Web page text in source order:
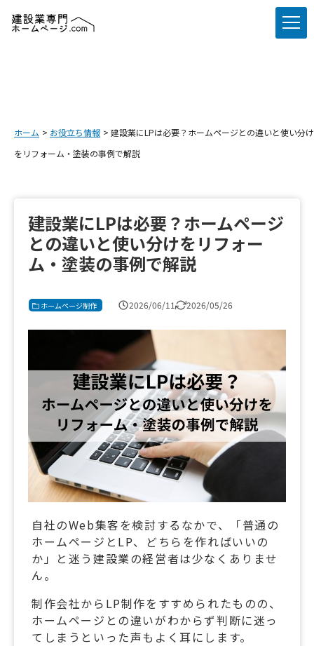
ホーム お役立ち情報
建設業にLPは必要？ホームページとの違いと使い分け
をリフォーム・塗装の事例で解説
建設業にLPは必要？ホームページ
との違いと使い分けをリフォー
ム・塗装の事例で解説
ホームページ制作 2026/06/11 2026/05/26
自社のWeb集客を検討するなかで、「普通の
ホームページとLP、どちらを作ればいいの
か」と迷う建設業の経営者は少なくありませ
ん。
制作会社からLP制作をすすめられたものの、
ホームページとの違いがわからず判断に迷っ
てしまうといった声もよく耳にします。